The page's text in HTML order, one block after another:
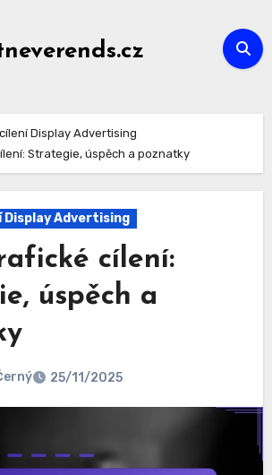
Display Advertising
Strategie, úspěch a poznatky
Display Advertising
cílení:
úspěch a
25/11/2025